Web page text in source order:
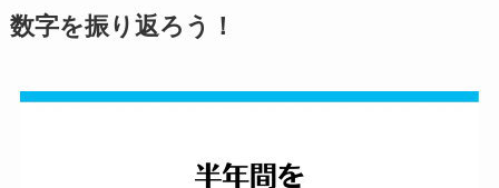
数字を振り返ろう！